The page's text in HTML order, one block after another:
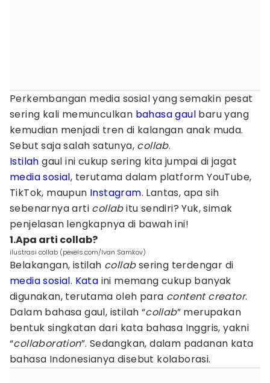
Perkembangan media sosial yang semakin pesat
sering kali memunculkan bahasa gaul baru yang
kemudian menjadi tren di kalangan anak muda.
Sebut saja salah satunya, collab.
Istilah gaul ini cukup sering kita jumpai di jagat
media sosial, terutama dalam platform YouTube,
TikTok, maupun Instagram. Lantas, apa sih
sebenarnya arti collabitu sendiri? Yuk, simak
penjelasan lengkapnya di bawah ini!
1.Apa arti collab?
ilustrasi collab (pexels.com/Ivan Samkov)
Belakangan, istilah collabsering terdengar di
media sosial. Kata ini memang cukup banyak
digunakan, terutama oleh para content creator.
Dalam bahasa gaul, istilah “collab” merupakan
bentuk singkatan dari kata bahasa Inggris, yakni
“collaboration”. Sedangkan, dalam padanan kata
bahasa Indonesianya disebut kolaborasi.